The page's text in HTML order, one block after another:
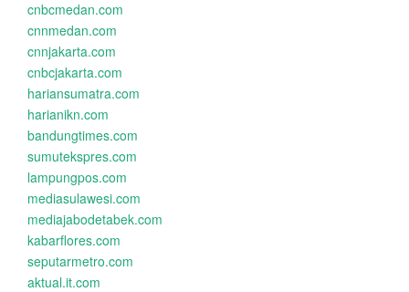
cnbcmedan.com
cnnmedan.com
cnnjakarta.com
cnbcjakarta.com
hariansumatra.com
harianikn.com
bandungtimes.com
sumutekspres.com
lampungpos.com
mediasulawesi.com
mediajabodetabek.com
kabarflores.com
seputarmetro.com
aktual.it.com